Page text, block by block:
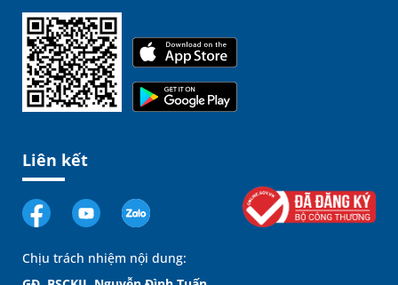
Liên kết
Chịu trách nhiệm nội dung: